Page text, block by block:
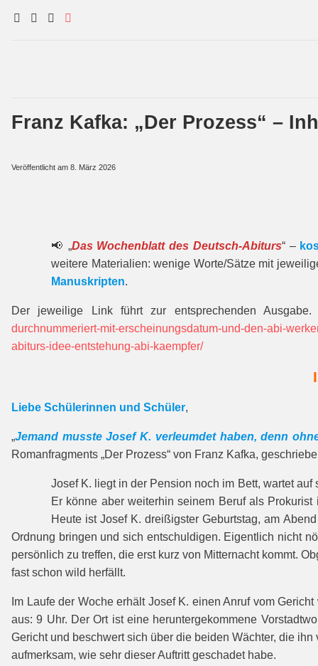
Franz Kafka: „Der Prozess“ –
Veröffentlicht am 8. März 2026
📢 „Das Wochenblatt des Deutsch-Abiturs“ –
weitere Materialien: wenige Worte/Sätze mit
Manuskripten.
Der jeweilige Link führt zur entspre­chenden
durchnummeriert-mit-erscheinungsdatum-und-den-abi-
abiturs-idee-entstehung-abi-kaempfer/
Liebe Schülerinnen und Schüler,
„Jemand musste Josef K. verleumdet haben, denn
Romanfragments „Der Prozess“ von Franz Kafka,
Josef K. liegt in der Pension noch im Bett, wartet
Er könne aber weiterhin seinem Beruf als
Heute ist Josef K. dreißigster Geburtstag, am
Ordnung bringen und sich entschuldigen. Eigentlich nicht
persönlich zu treffen, die erst kurz von Mitternacht kommt.
fast schon wild herfällt.
Im Laufe der Woche erhält Josef K. einen Anruf vom
aus: 9 Uhr. Der Ort ist eine heruntergekommene
Gericht und beschwert sich über die beiden Wächter, die
aufmerksam, wie sehr dieser Auftritt geschadet habe.